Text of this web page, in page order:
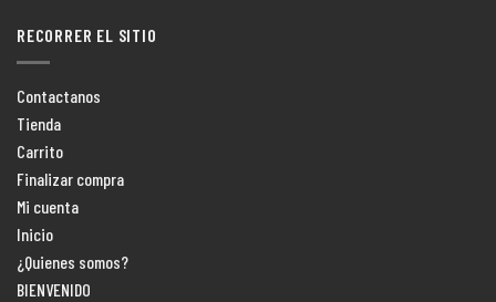
RECORRER EL SITIO
Contactanos
Tienda
Carrito
Finalizar compra
Mi cuenta
Inicio
¿Quienes somos?
BIENVENIDO